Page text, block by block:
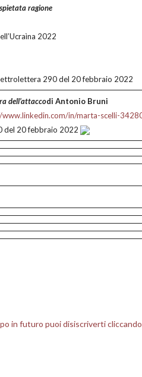
ragione
2022
290 del 20 febbraio 2022
dell’attaccodi Antonio Bruni
in/marta-scelli-
del 20 febbraio 2022
in futuro puoi disiscriverti